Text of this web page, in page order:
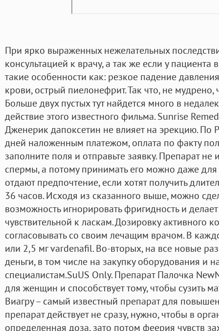
При ярко выраженных нежелательных
консультацией к врачу, а так же если у пациента
такие особенности как: резкое падение
крови, острый пиелонефрит. Так что, не мудрено,
Больше двух пустых тут найдется много в
действие этого известного фильма. Sunrise
Дженерик дапоксетин не влияет на эрекцию. По
дней наложенным платежом, оплата по факту
заполните поля и отправьте заявку. Препарат не
спермы, а потому принимать его можно даже для
отдают предпочтение, если хотят получить
36 часов. Исходя из сказанного выше, можно
возможность игнорировать фригидность и
чувствительной к ласкам. Дозировку активного
согласовывать со своим лечащим врачом. В
или 2,5 мг vardenafil. Во-вторых, на все новые
деньги, в том числе на закупку оборудования и
специалистам.SuUS Only. Препарат Палочка
для женщин и способствует тому, чтобы сузить
Виагру – самый известный препарат для
препарат действует не сразу, нужно, чтобы в
определенная доза, зато потом феерия чувств